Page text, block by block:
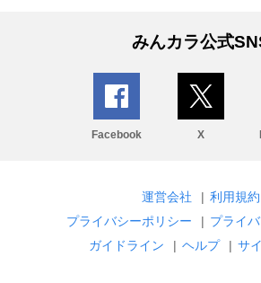
みんカラ公式
Facebook X
運営会社 | 利用規約
プライバシーポリシー
| プライ
ガイドライン
| ヘルプ | サ